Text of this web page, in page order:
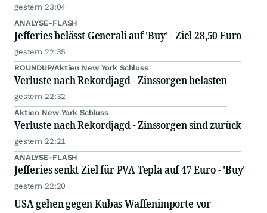
gestern 23:04
ANALYSE-FLASH
Jefferies belässt Generali auf 'Buy' - Ziel 28,50 Euro
gestern 22:35
ROUNDUP/Aktien New York Schluss
Verluste nach Rekordjagd - Zinssorgen belasten
gestern 22:32
Aktien New York Schluss
Verluste nach Rekordjagd - Zinssorgen sind zurück
gestern 22:21
ANALYSE-FLASH
Jefferies senkt Ziel für PVA Tepla auf 47 Euro - 'Buy'
gestern 22:20
USA gehen gegen Kubas Waffenimporte vor